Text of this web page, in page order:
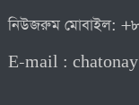
নিউজরুম মোবাইল:
E-mail :